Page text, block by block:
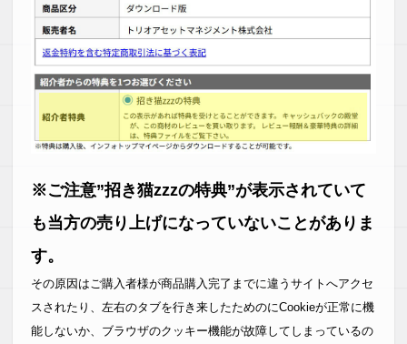
※ご注意”招き猫zzzの特典”が表示されていて
も当方の売り上げになっていないことがありま
す。
その原因はご購入者様が商品購入完了までに違うサイトへアクセ
スされたり、左右のタブを行き来したためのにCookieが正常に機
能しないか、ブラウザのクッキー機能が故障してしまっているの